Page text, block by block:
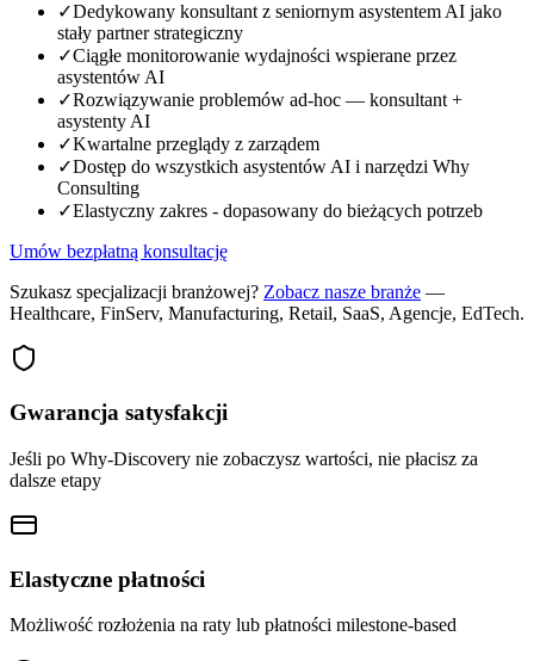
✓Dedykowany konsultant z seniornym asystentem AI jako
stały partner strategiczny
✓Ciągłe monitorowanie wydajności wspierane przez
asystentów AI
✓Rozwiązywanie problemów ad-hoc — konsultant +
asystenty AI
✓Kwartalne przeglądy z zarządem
✓Dostęp do wszystkich asystentów AI i narzędzi Why
Consulting
✓Elastyczny zakres - dopasowany do bieżących potrzeb
Umów bezpłatną konsultację
Szukasz specjalizacji branżowej? Zobacz nasze branże —
Healthcare, FinServ, Manufacturing, Retail, SaaS, Agencje, EdTech.
Gwarancja satysfakcji
Jeśli po Why-Discovery nie zobaczysz wartości, nie płacisz za
dalsze etapy
Elastyczne płatności
Możliwość rozłożenia na raty lub płatności milestone-based